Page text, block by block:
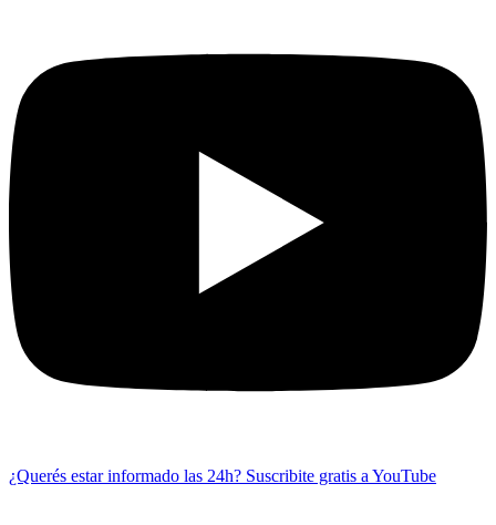
¿Querés estar informado las 24h? Suscribite gratis a YouTube